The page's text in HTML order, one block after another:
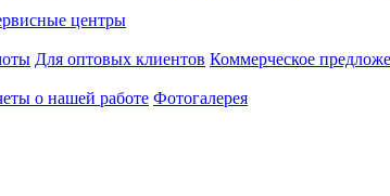
центры
Для оптовых клиентов Коммерческое
о нашей работе Фотогалерея